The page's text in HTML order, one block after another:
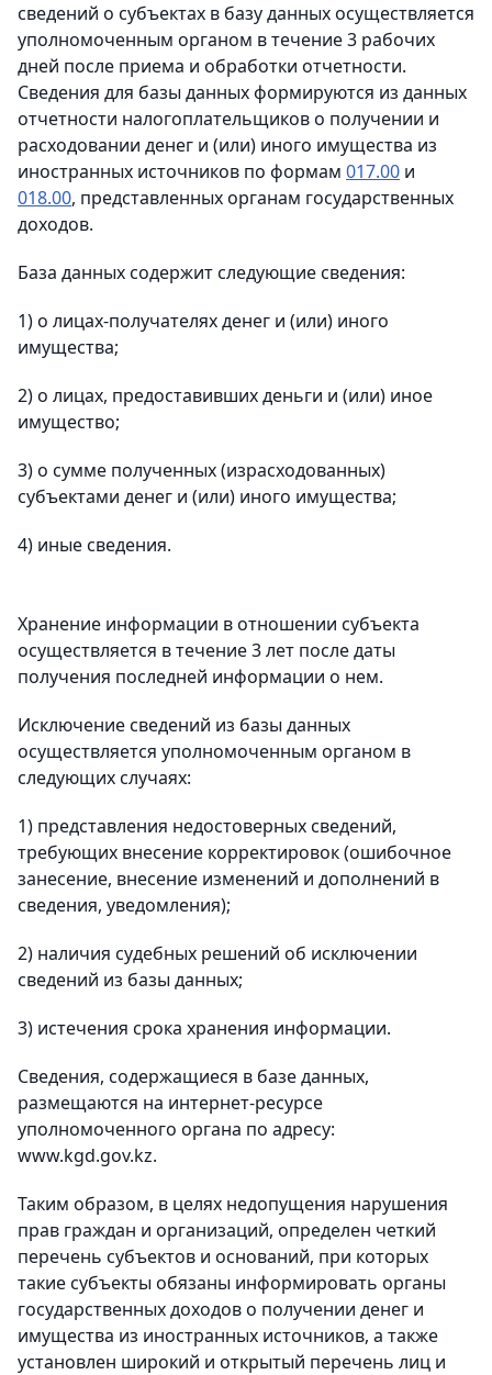
сведений о субъектах в базу данных осуществляется
уполномоченным органом в течение 3 рабочих
дней после приема и обработки отчетности.
Сведения для базы данных формируются из данных
отчетности налогоплательщиков о получении и
расходовании денег и (или) иного имущества из
иностранных источников по формам 017.00 и
018.00, представленных органам государственных
доходов.
База данных содержит следующие сведения:
1) о лицах-получателях денег и (или) иного
имущества;
2) о лицах, предоставивших деньги и (или) иное
имущество;
3) о сумме полученных (израсходованных)
субъектами денег и (или) иного имущества;
4) иные сведения.
Хранение информации в отношении субъекта
осуществляется в течение 3 лет после даты
получения последней информации о нем.
Исключение сведений из базы данных
осуществляется уполномоченным органом в
следующих случаях:
1) представления недостоверных сведений,
требующих внесение корректировок (ошибочное
занесение, внесение изменений и дополнений в
сведения, уведомления);
2) наличия судебных решений об исключении
сведений из базы данных;
3) истечения срока хранения информации.
Сведения, содержащиеся в базе данных,
размещаются на интернет-ресурсе
уполномоченного органа по адресу:
www.kgd.gov.kz.
Таким образом, в целях недопущения нарушения
прав граждан и организаций, определен четкий
перечень субъектов и оснований, при которых
такие субъекты обязаны информировать органы
государственных доходов о получении денег и
имущества из иностранных источников, а также
установлен широкий и открытый перечень лиц и